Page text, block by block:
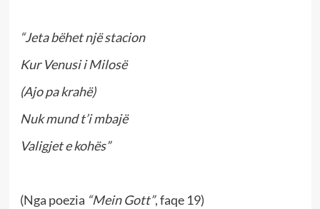
“Jeta bëhet një stacion
Kur Venusi i Milosë
(Ajo pa krahë)
Nuk mund t’i mbajë
Valigjet e kohës”
(Nga poezia “Mein Gott”, faqe 19)